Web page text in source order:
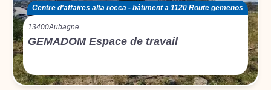
Centre d'affaires alta rocca - bâtiment a 1120 Route gemenos
13400Aubagne
GEMADOM Espace de travail